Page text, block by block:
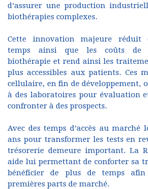
d’assurer une production
biothérapies complexes.
Cette innovation majeure réduit
temps ainsi que les coûts de
biothérapie et rend ainsi les
plus accessibles aux patients. Ces
cellulaire, en fin de développement,
à des laboratoires pour évaluation
confronter à des prospects.
Avec des temps d’accès au
ans pour transformer les tests en
trésorerie demeure important. La
aide lui permettant de conforter sa
bénéficier de plus de temps
premières parts de marché.